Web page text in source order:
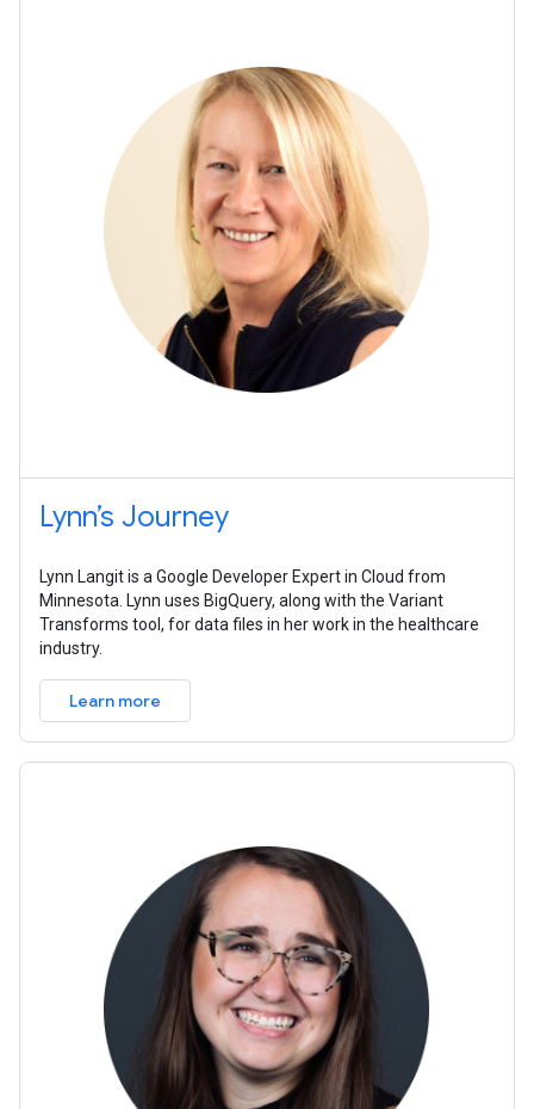
Lynn’s Journey
Lynn Langit is a Google Developer Expert in Cloud from
Minnesota. Lynn uses BigQuery, along with the Variant
Transforms tool, for data files in her work in the healthcare
industry.
Learn more